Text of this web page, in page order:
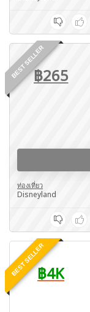
BEST SELLER฿265
ท่องเที่ยว
Disneyland
BEST SELLER฿4K